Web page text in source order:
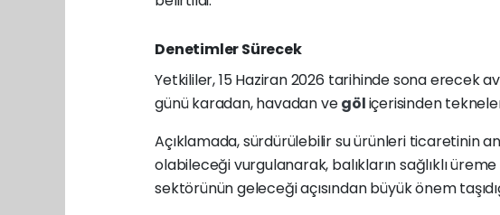
Denetimler Sürecek
Yetkililer, 15 Haziran 2026 tarihinde sona erecek
günü karadan, havadan vegöliçerisinden
Açıklamada, sürdürülebilir su ürünleri ticaretinin
olabileceği vurgulanarak, balıkların sağlıklı üreme
sektörünün geleceği açısından büyük önem